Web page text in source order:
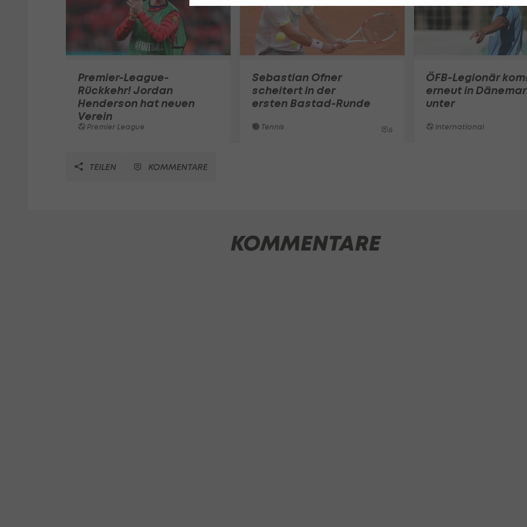
Premier-League-
Rückkehr! Jordan
Henderson hat neuen
Verein
Premier League
Sebastian Ofner
scheitert in der
ersten Bastad-Runde
Tennis 6
ÖFB-Legionär
erneut in
unter
International
TEILEN KOMMENTARE
KOMMENTARE